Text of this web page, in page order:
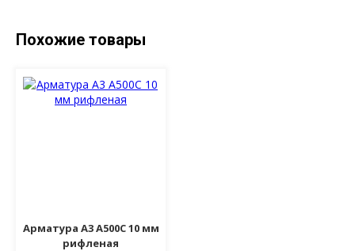
Похожие товары
Арматура А3 А500С 10 мм
рифленая